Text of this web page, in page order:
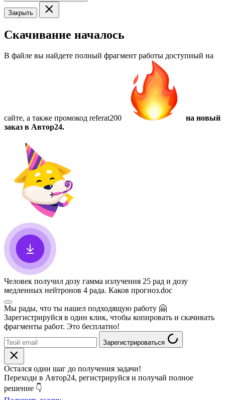
Закрыть
Скачивание началось
В файле вы найдете полный фрагмент работы доступный на
сайте, а также промокод referat200
на новый
заказ в Автор24.
Человек получил дозу гамма излучения 25 рад и дозу
медленных нейтронов 4 рада. Каков прогноз.doc
Мы рады, что ты нашел подходящую работу 🤗
Зарегистрируйся в один клик, чтобы копировать и скачивать
фрагменты работ. Это бесплатно!
Зарегистрироваться
Остался один шаг до получения задачи!
Переходи в Автор24, регистрируйся и получай полное
решение 👇